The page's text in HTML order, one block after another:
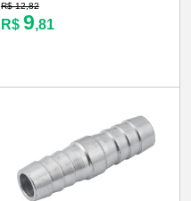
R$ 12,82
R$ 9,81